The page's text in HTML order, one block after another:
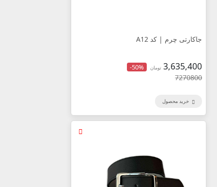
جاکارتی چرم | کد A12
3,635,400 تومان -50%
7270800
خرید محصول